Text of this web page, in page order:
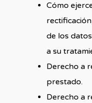
Cómo
de los
a su
Derecho a
prestado.
Derecho a